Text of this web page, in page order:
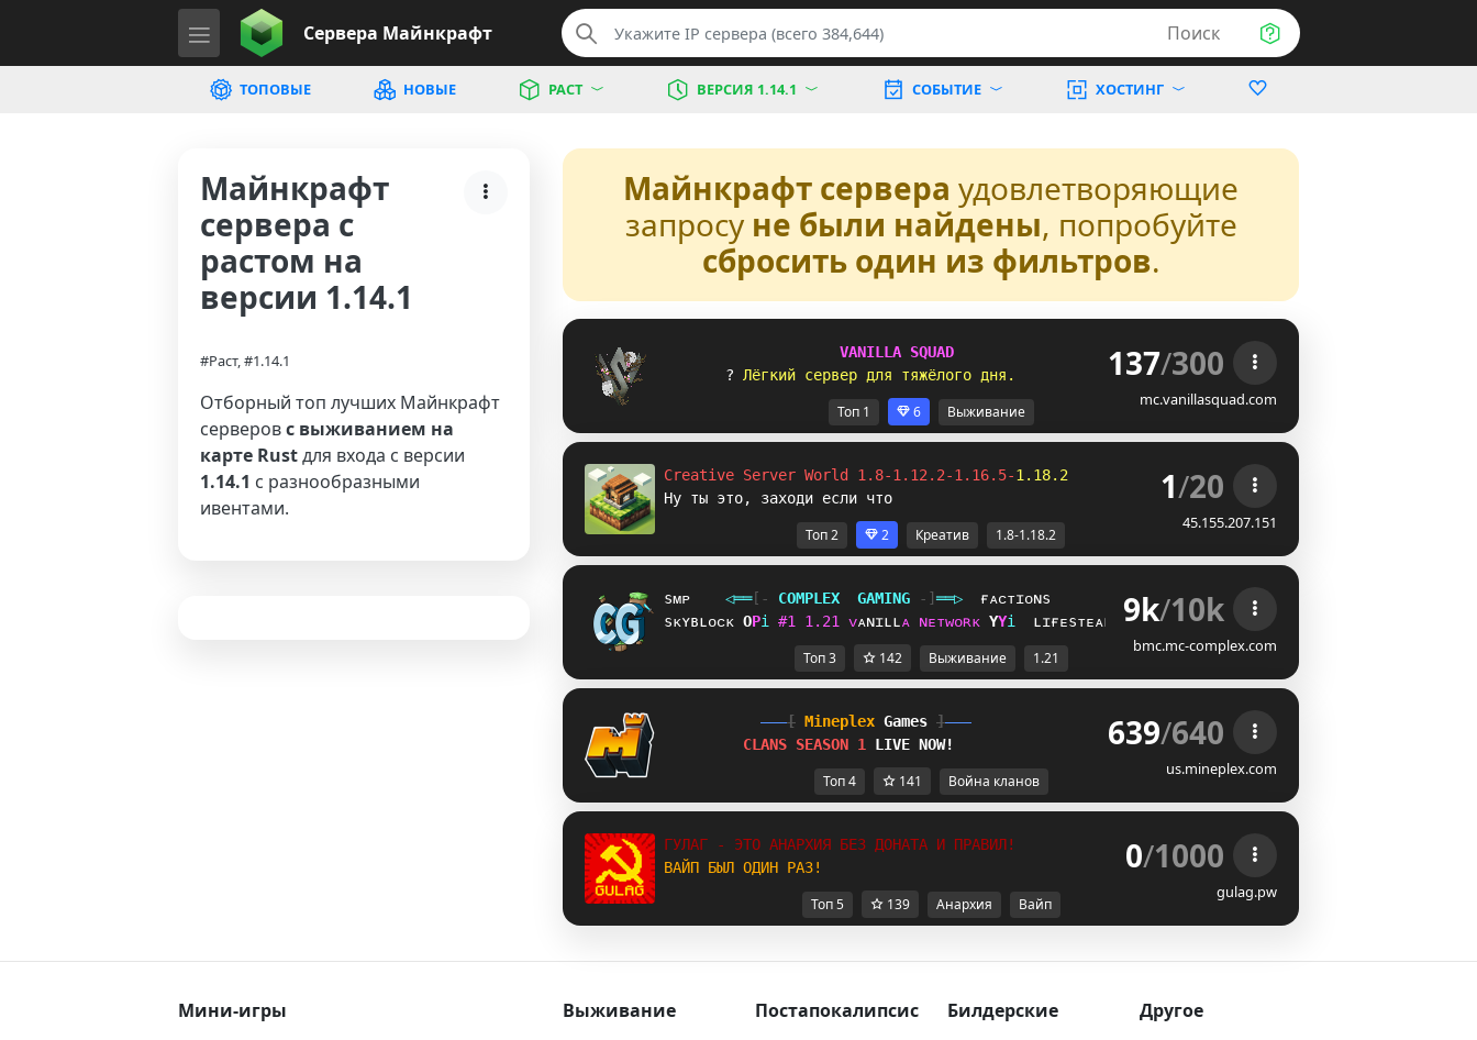
Сервера Майнкрафт Поиск
ТОПОВЫЕ НОВЫЕ РАСТ ВЕРСИЯ 1.14.1 СОБЫТИЕ ХОСТИНГ
Майнкрафт
сервера с
растом на
версии 1.14.1
#Раст, #1.14.1
Отборный топ лучших Майнкрафт
серверовс выживанием на
карте Rustдля входа с версии
1.14.1 с разнообразными
ивентами.
Майнкрафт сервера удовлетворяющие
запросу не были найдены, попробуйте
сбросить один из фильтров.
VANIL L A SQUAD
? Лёгкий сервер для тяжёлого дня . 137/300
mc.vanillasquad.com
Топ 1 6 Выживание
Creative Server World 1.8-1.12.2-1.16.5-1.18.2
Ну ты это, заходи если что
1/20
45.155.207.151
Топ 2 2 Креатив 1.8-1.18.2
sᴍᴘ ◁══[‐ COMPL EX GAMING ‐]══▷
ғᴀᴄᴛɪᴏɴs
sᴋʏʙʟᴏᴄᴋ RDi #1 1 . 21 ᴠᴀɴɪʟʟᴀ ɴᴇᴛᴡᴏʀᴋ XMi ʟɪғᴇsᴛᴇᴀʟ 9k/10k
bmc.mc-complex.com
Топ 3 142 Выживание 1.21
[ Mineplex Games ]
CLANS SEASON 1 LIVE NOW! 639/640
us.mineplex.com
Топ 4 141 Война кланов
ГУЛАГ - ЭТО АНАРХИЯ БЕЗ ДОНАТА И ПРАВИЛ!
ВАЙП БЫЛ ОДИН РАЗ!
0/1000
gulag.pw
Топ 5 139 Анархия Вайп
Мини-игры Выживание Постапокалипсис Билдерские Другое